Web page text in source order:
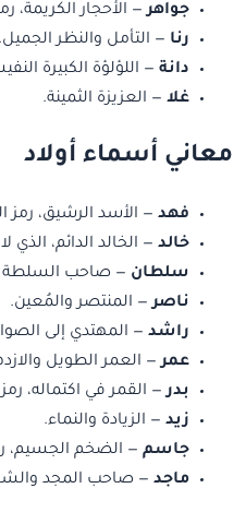
جواهر— الأحجار الكريمة،
رنا — التأمل والنظر الجميل.
دانة — اللؤلؤة الكبيرة
غلا — العزيزة الثمينة.
معاني أسماء أولاد
فهد — الأسد الرشيق، رمز
خالد — الخالد الدائم، الذي
سلطان — صاحب السلطة
ناصر— المنتصر والمُعين.
راشد — المهتدي إلى
عمر— العمر الطويل
بدر— القمر في اكتماله، رمز
زيد — الزيادة والنماء.
جاسم — الضخم الجسيم،
ماجد — صاحب المجد